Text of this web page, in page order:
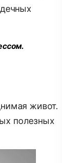
живот.
полезных